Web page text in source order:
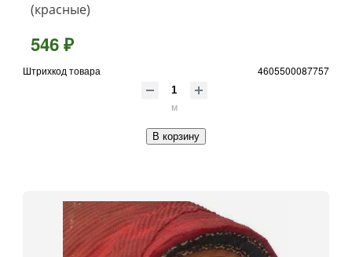
(красные)
546 ₽
Штрихкод товара 4605500087757
м
В корзину